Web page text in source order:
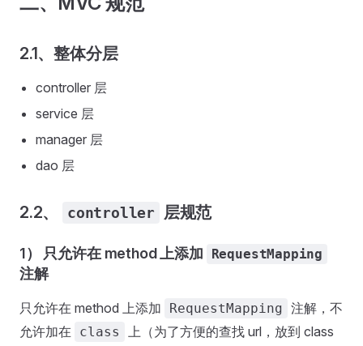
2.1、整体分层
controller 层
service 层
manager 层
dao 层
2.2、 controller 层规范
1） 只允许在 method 上添加 RequestMapping
注解
只允许在 method 上添加 RequestMapping 注解，不
允许加在
class
上（为了方便的查找 url，放到 class